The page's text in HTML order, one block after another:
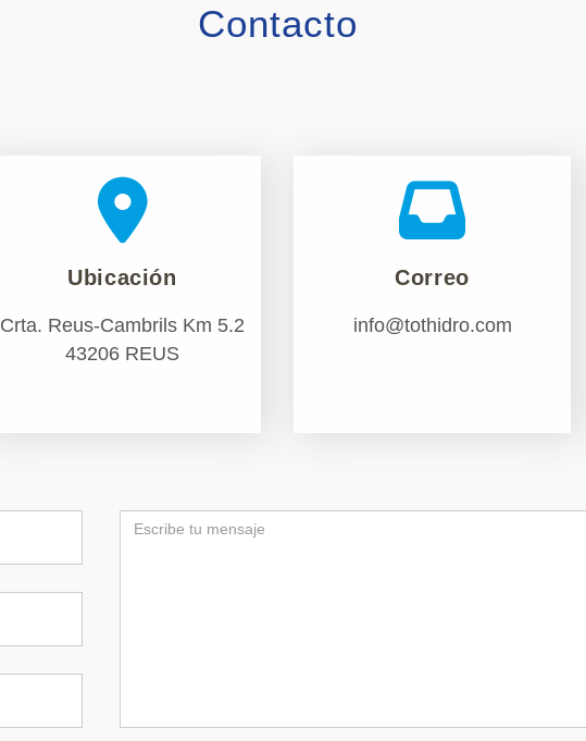
Contacto
Ubicación
Crta. Reus-Cambrils Km 5.2
43206 REUS
Correo
info@tothidro.com